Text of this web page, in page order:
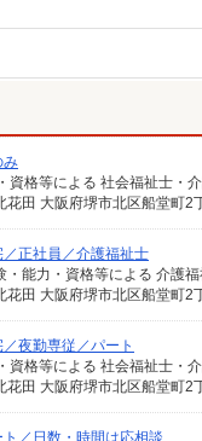
み
格等による 社会福祉士・
田 大阪府堺市北区船堂町2
正社員／介護福祉士
田 大阪府堺市北区船堂町2
夜勤専従／パート
田 大阪府堺市北区船堂町2
／日数・時間は応相談